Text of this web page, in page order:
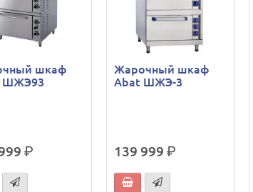
шкаф
р.
Жарочный шкаф
Abat ШЖЭ-3
139 999р.